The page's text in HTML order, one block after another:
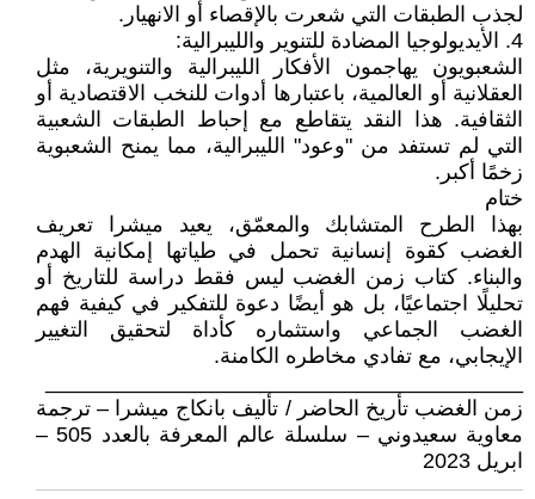
لجذب الطبقات التي شعرت بالإقصاء أو الانهيار.
4. الأيديولوجيا المضادة للتنوير والليبرالية:
الشعبويون يهاجمون الأفكار الليبرالية والتنويرية، مثل
العقلانية أو العالمية، باعتبارها أدوات للنخب الاقتصادية أو
الثقافية. هذا النقد يتقاطع مع إحباط الطبقات الشعبية
التي لم تستفد من "وعود" الليبرالية، مما يمنح الشعبوية
زخمًا أكبر.
ختام
بهذا الطرح المتشابك والمعمّق، يعيد ميشرا تعريف
الغضب كقوة إنسانية تحمل في طياتها إمكانية الهدم
والبناء. كتاب زمن الغضب ليس فقط دراسة للتاريخ أو
تحليلًا اجتماعيًا، بل هو أيضًا دعوة للتفكير في كيفية فهم
الغضب الجماعي واستثماره كأداة لتحقيق التغيير
الإيجابي، مع تفادي مخاطره الكامنة.
زمن الغضب تأريخ الحاضر / تأليف بانكاج ميشرا – ترجمة
معاوية سعيدوني – سلسلة عالم المعرفة بالعدد 505 –
ابريل 2023